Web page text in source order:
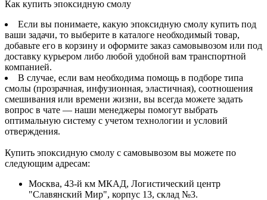
Как купить эпоксидную смолу
Если вы понимаете, какую эпоксидную смолу купить под
ваши задачи, то выберите в каталоге необходимый товар,
добавьте его в корзину и оформите заказ самовывозом или под
доставку курьером либо любой удобной вам транспортной
компанией.
В случае, если вам необходима помощь в подборе типа
смолы (прозрачная, инфузионная, эластичная), соотношения
смешивания или времени жизни, вы всегда можете задать
вопрос в чате — наши менеджеры помогут выбрать
оптимальную систему с учетом технологии и условий
отверждения.
Купить эпоксидную смолу с самовывозом вы можете по
следующим адресам:
Москва, 43-й км МКАД, Логистический центр
"Славянский Мир", корпус 13, склад №3.